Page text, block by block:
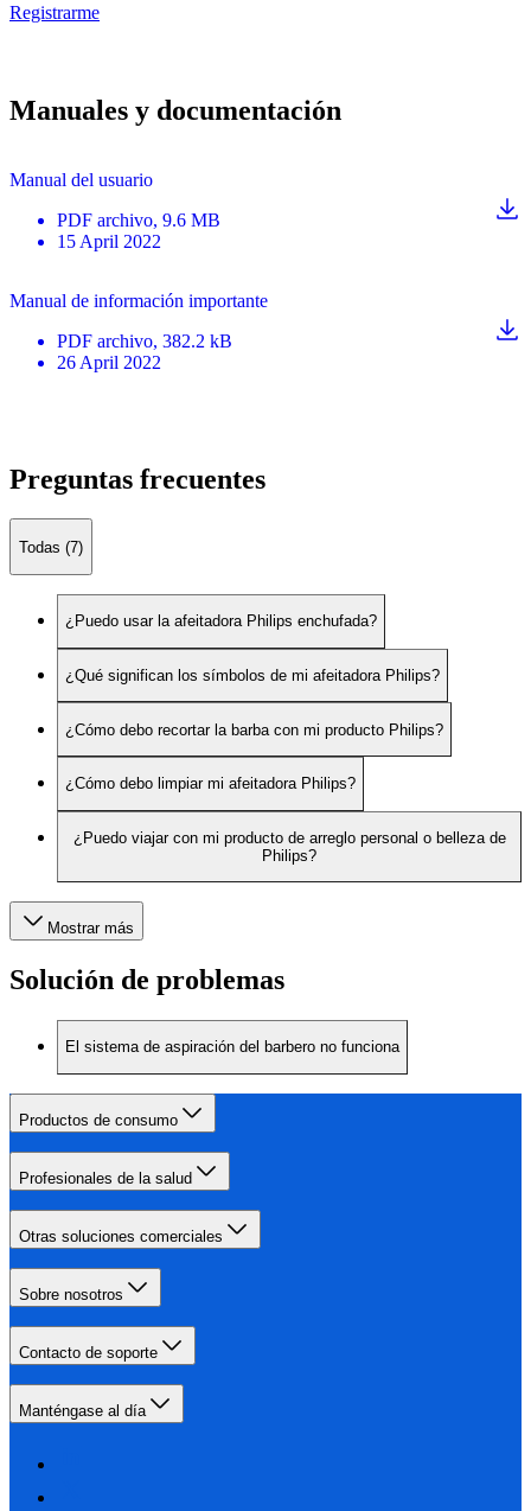
Registrarme
Manuales y documentación
Manual del usuario
PDF archivo, 9.6 MB
15 April 2022
Manual de información importante
PDF archivo, 382.2 kB
26 April 2022
Preguntas frecuentes
Todas (7)
¿Puedo usar la afeitadora Philips enchufada?
¿Qué significan los símbolos de mi afeitadora Philips?
¿Cómo debo recortar la barba con mi producto Philips?
¿Cómo debo limpiar mi afeitadora Philips?
¿Puedo viajar con mi producto de arreglo personal o belleza de
Philips?
Mostrar más
Solución de problemas
El sistema de aspiración del barbero no funciona
Productos de consumo
Profesionales de la salud
Otras soluciones comerciales
Sobre nosotros
Contacto de soporte
Manténgase al día